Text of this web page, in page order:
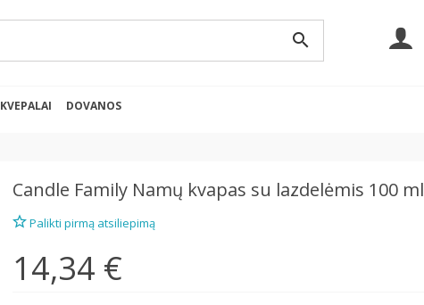
search
KVEPALAI DOVANOS
Candle FamilyNamų kvapas su lazdelėmis 100 ml
Palikti pirmą atsiliepimą
14,34 €